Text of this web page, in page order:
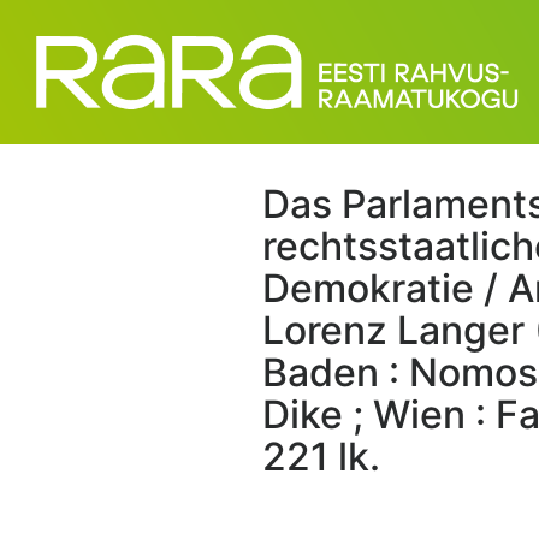
Das
Demokratie /
Lorenz
Baden :
Dike ; Wien :
221 lk.